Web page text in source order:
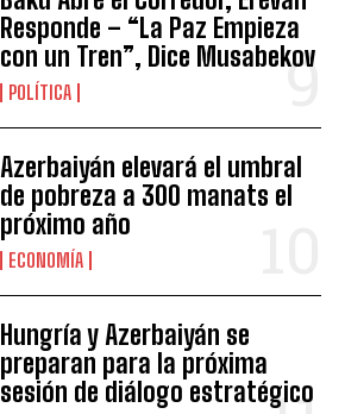
Responde – “La Paz Empieza
con un Tren”, Dice Musabekov
POLÍTICA
Azerbaiyán elevará el umbral
de pobreza a 300 manats el
próximo año
ECONOMÍA
Hungría y Azerbaiyán se
preparan para la próxima
sesión de diálogo estratégico